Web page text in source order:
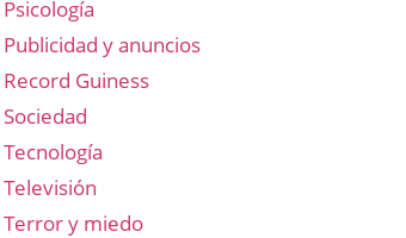
Psicología
Publicidad y anuncios
Record Guiness
Sociedad
Tecnología
Televisión
Terror y miedo